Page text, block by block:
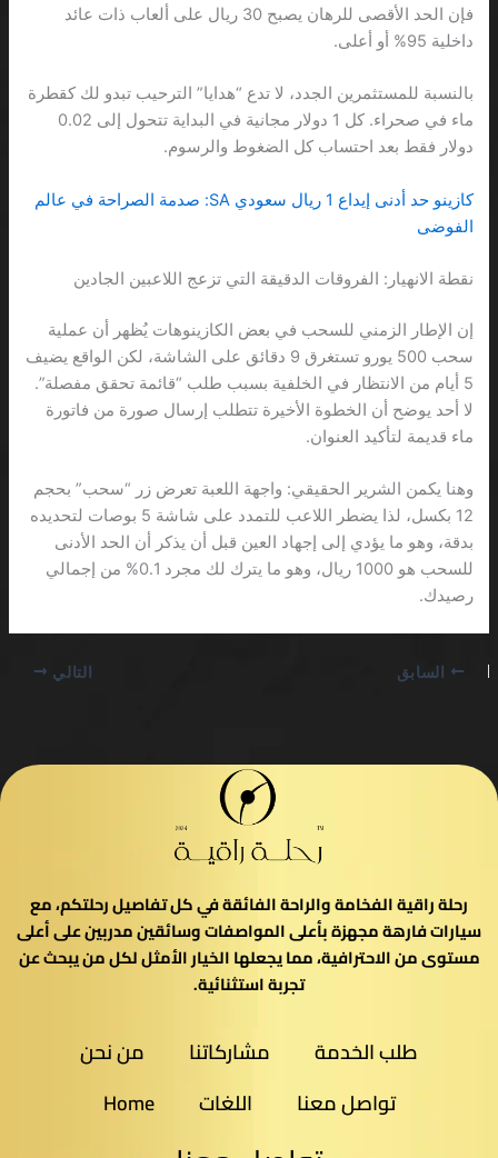
فإن الحد الأقصى للرهان يصبح 30 ريال على ألعاب ذات عائد
داخلية 95% أو أعلى.
بالنسبة للمستثمرين الجدد، لا تدع “هدايا” الترحيب تبدو لك كقطرة
ماء في صحراء. كل 1 دولار مجانية في البداية تتحول إلى 0.02
دولار فقط بعد احتساب كل الضغوط والرسوم.
كازينو حد أدنى إيداع 1 ريال سعودي SA: صدمة الصراحة في عالم
الفوضى
نقطة الانهيار: الفروقات الدقيقة التي تزعج اللاعبين الجادين
إن الإطار الزمني للسحب في بعض الكازينوهات يُظهر أن عملية
سحب 500 يورو تستغرق 9 دقائق على الشاشة، لكن الواقع يضيف
5 أيام من الانتظار في الخلفية بسبب طلب “قائمة تحقق مفصلة”.
لا أحد يوضح أن الخطوة الأخيرة تتطلب إرسال صورة من فاتورة
ماء قديمة لتأكيد العنوان.
وهنا يكمن الشرير الحقيقي: واجهة اللعبة تعرض زر “سحب” بحجم
12 بكسل، لذا يضطر اللاعب للتمدد على شاشة 5 بوصات لتحديده
بدقة، وهو ما يؤدي إلى إجهاد العين قبل أن يذكر أن الحد الأدنى
للسحب هو 1000 ريال، وهو ما يترك لك مجرد 0.1% من إجمالي
رصيدك.
السابق التالي
رحلة راقية الفخامة والراحة الفائقة في كل تفاصيل رحلتكم، مع
سيارات فارهة مجهزة بأعلى المواصفات وسائقين مدربين على أعلى
مستوى من الاحترافية، مما يجعلها الخيار الأمثل لكل من يبحث عن
تجربة استثنائية.
طلب الخدمة مشاركاتنا
من نحن
تواصل معنا
اللغات Home